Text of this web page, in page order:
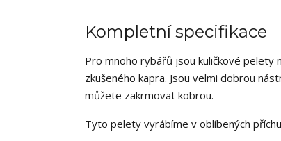
Kompletní specifikace
Pro mnoho rybářů jsou kuličkové pelety
zkušeného kapra. Jsou velmi dobrou
můžete zakrmovat kobrou.
Tyto pelety vyrábíme v oblíbených